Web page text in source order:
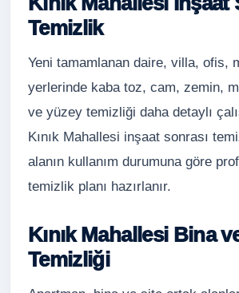
Temizlik
Yeni tamamlanan daire, villa, ofis,
yerlerinde kaba toz, cam, zemin,
ve yüzey temizliği daha detaylı
Kınık Mahallesi inşaat sonrası
alanın kullanım durumuna göre
temizlik planı hazırlanır.
Kınık Mahallesi Bina
Temizliği